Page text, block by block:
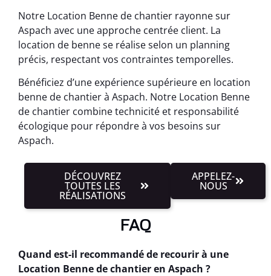
Notre Location Benne de chantier rayonne sur
Aspach avec une approche centrée client. La
location de benne se réalise selon un planning
précis, respectant vos contraintes temporelles.
Bénéficiez d’une expérience supérieure en location
benne de chantier à Aspach. Notre Location Benne
de chantier combine technicité et responsabilité
écologique pour répondre à vos besoins sur
Aspach.
DÉCOUVREZ
TOUTES LES
RÉALISATIONS
APPELEZ-
NOUS
FAQ
Quand est-il recommandé de recourir à une
Location Benne de chantier en Aspach ?